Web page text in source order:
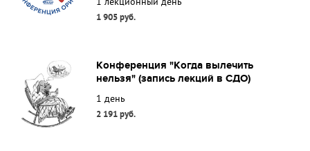
1 лекционный день
1 905 руб.
Конференция "Когда вылечить
нельзя" (запись лекций в СДО)
1 день
2 191 руб.